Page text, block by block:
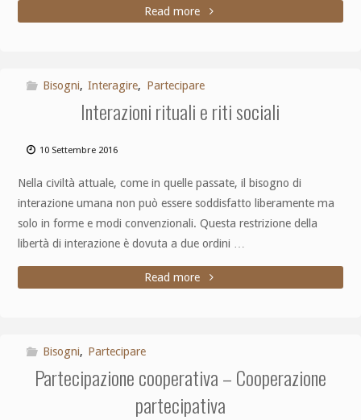
Read more
Bisogni, Interagire, Partecipare
Interazioni rituali e riti sociali
10 Settembre 2016
Nella civiltà attuale, come in quelle passate, il bisogno di
interazione umana non può essere soddisfatto liberamente ma
solo in forme e modi convenzionali. Questa restrizione della
libertà di interazione è dovuta a due ordini …
Read more
Bisogni, Partecipare
Partecipazione cooperativa – Cooperazione
partecipativa